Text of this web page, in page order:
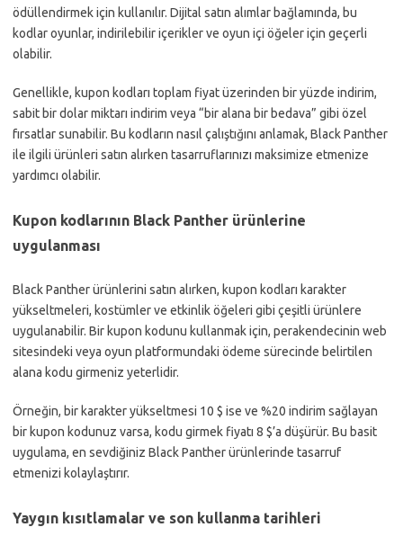
ödüllendirmek için kullanılır. Dijital satın alımlar bağlamında, bu
kodlar oyunlar, indirilebilir içerikler ve oyun içi öğeler için geçerli
olabilir.
Genellikle, kupon kodları toplam fiyat üzerinden bir yüzde indirim,
sabit bir dolar miktarı indirim veya “bir alana bir bedava” gibi özel
fırsatlar sunabilir. Bu kodların nasıl çalıştığını anlamak, Black Panther
ile ilgili ürünleri satın alırken tasarruflarınızı maksimize etmenize
yardımcı olabilir.
Kupon kodlarının Black Panther ürünlerine
uygulanması
Black Panther ürünlerini satın alırken, kupon kodları karakter
yükseltmeleri, kostümler ve etkinlik öğeleri gibi çeşitli ürünlere
uygulanabilir. Bir kupon kodunu kullanmak için, perakendecinin web
sitesindeki veya oyun platformundaki ödeme sürecinde belirtilen
alana kodu girmeniz yeterlidir.
Örneğin, bir karakter yükseltmesi 10 $ ise ve %20 indirim sağlayan
bir kupon kodunuz varsa, kodu girmek fiyatı 8 $’a düşürür. Bu basit
uygulama, en sevdiğiniz Black Panther ürünlerinde tasarruf
etmenizi kolaylaştırır.
Yaygın kısıtlamalar ve son kullanma tarihleri